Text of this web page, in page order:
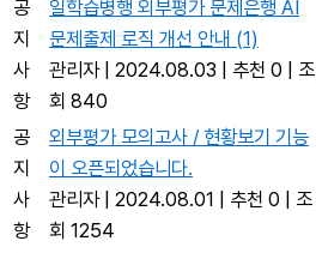
공
지
사
항
일학습병행 외부평가 문제은행 AI
문제출제 로직 개선 안내 (1)
관리자
2024.08.03 추천 0
조
회 840
공
지
사
항
외부평가 모의고사 / 현황보기 기능
이 오픈되었습니다.
관리자
2024.08.01 추천 0
조
회 1254